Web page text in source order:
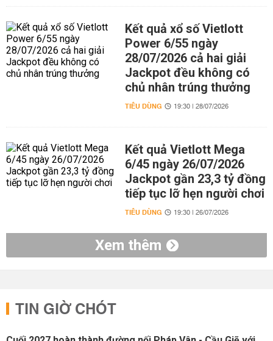
Kết quả xổ số Vietlott
Power 6/55 ngày
28/07/2026 cả hai giải
Jackpot đều không có
chủ nhân trúng thưởng
TIÊU DÙNG 19:30 | 28/07/2026
Kết quả Vietlott Mega
6/45 ngày 26/07/2026
Jackpot gần 23,3 tỷ đồng
tiếp tục lỡ hẹn người chơi
TIÊU DÙNG 19:30 | 26/07/2026
Xem thêm
TIN GIỜ CHÓT